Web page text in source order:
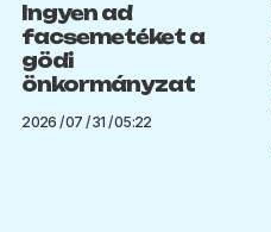
Ingyen ad
facsemetéket a
gödi
önkormányzat
2026 / 07 / 31 / 05:22